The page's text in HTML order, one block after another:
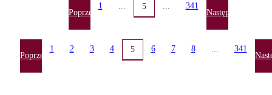
Poprzednia
1 5 341
Następna
Poprzednia
1 2 3 4 5 6 7 8 341